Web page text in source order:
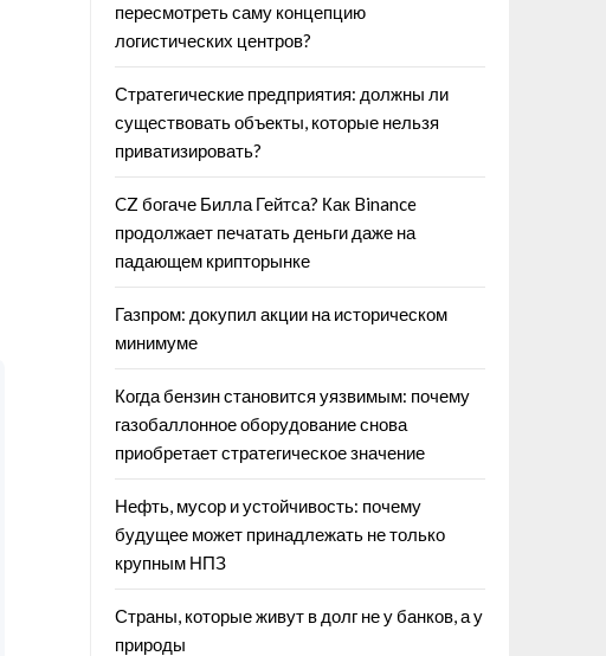
пересмотреть саму концепцию
логистических центров?
Стратегические предприятия: должны ли
существовать объекты, которые нельзя
приватизировать?
CZ богаче Билла Гейтса? Как Binance
продолжает печатать деньги даже на
падающем крипторынке
Газпром: докупил акции на историческом
минимуме
Когда бензин становится уязвимым: почему
газобаллонное оборудование снова
приобретает стратегическое значение
Нефть, мусор и устойчивость: почему
будущее может принадлежать не только
крупным НПЗ
Страны, которые живут в долг не у банков, а у
природы